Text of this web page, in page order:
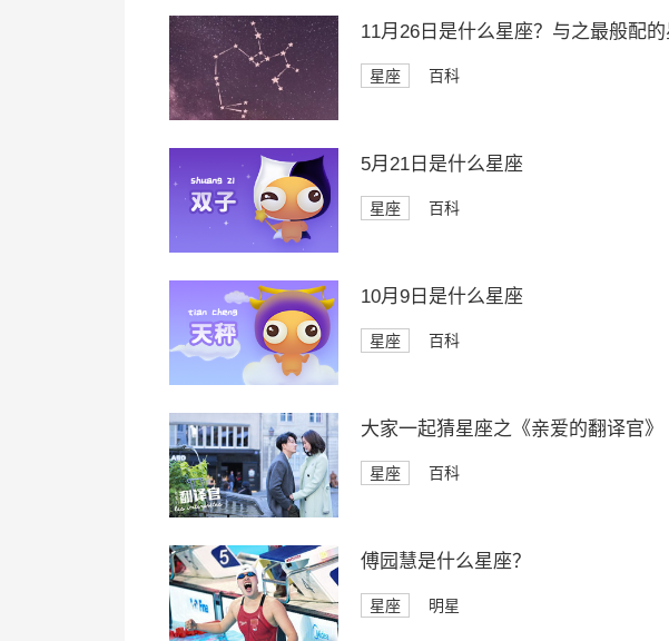
11月26日是什么星座？与之最般配
星座 百科
5月21日是什么星座
星座 百科
10月9日是什么星座
星座 百科
大家一起猜星座之《亲爱的翻译官》
星座 百科
傅园慧是什么星座？
星座 明星